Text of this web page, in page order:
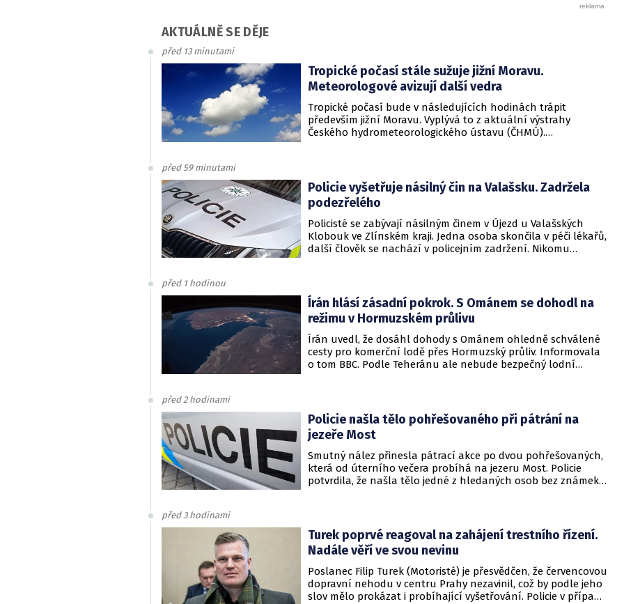
AKTUÁLNĚ SE DĚJE
před 13 minutami
Tropické počasí stále sužuje jižní Moravu.
Meteorologové avizují další vedra
Tropické počasí bude v následujících hodinách trápit
především jižní Moravu. Vyplývá to z aktuální výstrahy
Českého hydrometeorologického ústavu (ČHMÚ).
před 59 minutami
Policie vyšetřuje násilný čin na Valašsku. Zadržela
podezřelého
Policisté se zabývají násilným činem v Újezd u Valašských
Klobouk ve Zlínském kraji. Jedna osoba skončila v péči lékařů,
další člověk se nachází v policejním zadržení. Nikomu
před 1 hodinou
Írán hlásí zásadní pokrok. S Ománem se dohodl na
režimu v Hormuzském průlivu
Írán uvedl, že dosáhl dohody s Ománem ohledně schválené
cesty pro komerční lodě přes Hormuzský průliv. Informovala
o tom BBC. Podle Teheránu ale nebude bezpečný lodní
před 2 hodinami
Policie našla tělo pohřešovaného při pátrání na
jezeře Most
Smutný nález přinesla pátrací akce po dvou pohřešovaných,
která od úterního večera probíhá na jezeru Most. Policie
potvrdila, že našla tělo jedné z hledaných osob bez známek
před 3 hodinami
Turek poprvé reagoval na zahájení trestního řízení.
Nadále věří ve svou nevinu
Poslanec Filip Turek (Motoristé) je přesvědčen, že červencovou
dopravní nehodu v centru Prahy nezavinil, což by podle jeho
slov mělo prokázat i probíhající vyšetřování. Policie v případu